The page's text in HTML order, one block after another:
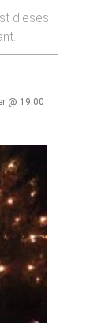
dieses
@ 19:00